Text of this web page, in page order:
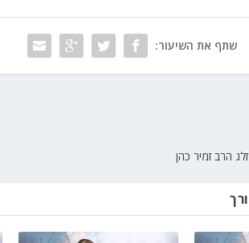
שתף את השיעור:
הרב זמיר כהן